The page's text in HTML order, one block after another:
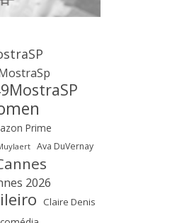
Prime
Ava DuVernay
2026
Claire Denis